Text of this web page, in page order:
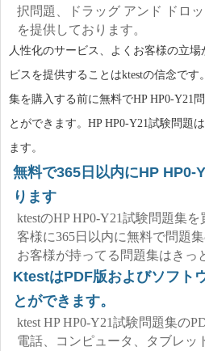
択問題、ドラッグ アンド ドロ
を提供しております。
人性化のサービス、よくお客様の立
ビスを提供することはktestの信念です
集を購入する前に無料でHP HP0-Y21
とができます。HP HP0-Y21試験問題
ます。
無料で365日以内にHP HP0-
ります
ktestのHP HP0-Y21試験問題集
客様に365日以内に無料で問題
お客様が持ってる問題集はきっ
KtestはPDF版およびソフト
とができます。
ktest HP HP0-Y21試験問題集の
電話、コンピュータ、タブレッ